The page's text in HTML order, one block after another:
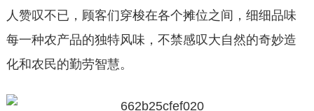
人赞叹不已，顾客们穿梭在各个摊位之间，细细品味
每一种农产品的独特风味，不禁感叹大自然的奇妙造
化和农民的勤劳智慧。